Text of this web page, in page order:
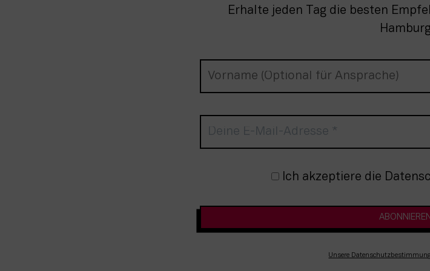
Erhalte jeden Tag die besten
Newsletter-AnmeldungIch akzeptiere die
Unsere